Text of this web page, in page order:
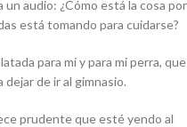
un audio: ¿Cómo está la cosa por
está tomando para cuidarse?
para mí y para mi perra, que
de ir al gimnasio.
prudente que esté yendo al